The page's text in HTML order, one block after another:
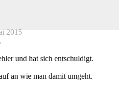
2015
und hat sich entschuldigt.
an wie man damit umgeht.